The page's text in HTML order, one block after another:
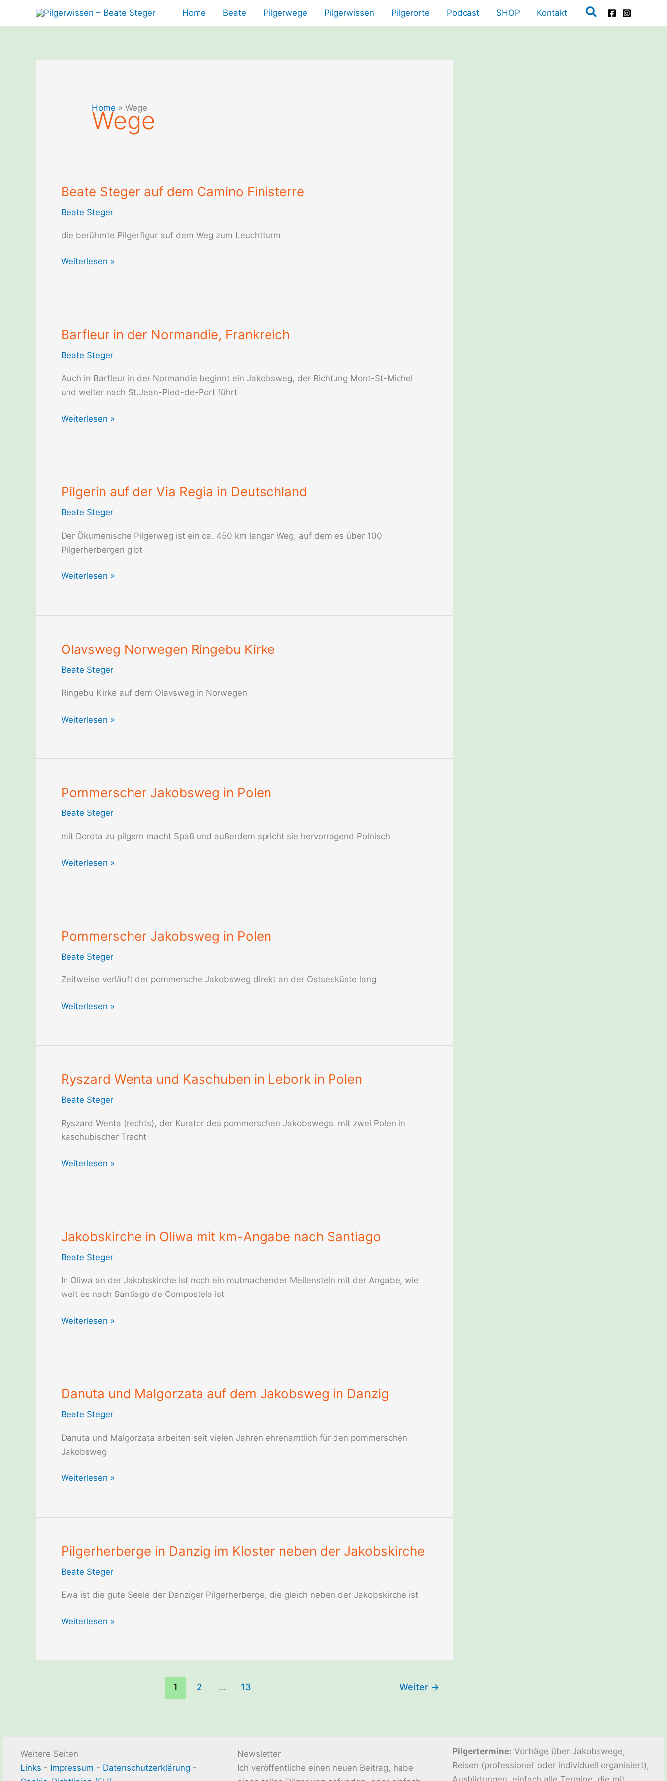
Home Beate Pilgerwege Pilgerwissen Pilgerorte Podcast SHOP Kontakt Suchen
Home »Wege
Wege
Beate Steger auf dem Camino Finisterre
Beate Steger
die berühmte Pilgerfigur auf dem Weg zum Leuchtturm
Beate
dem
Finisterre
Weiterlesen »
Barfleur in der Normandie, Frankreich
Beate Steger
Auch in Barfleur in der Normandie beginnt ein Jakobsweg, der Richtung Mont-St-Michel
und weiter nach St.Jean-Pied-de-Port führt
Barfleur
Weiterlesen »
Pilgerin auf der Via Regia in Deutschland
Beate Steger
Der Ökumenische Pilgerweg ist ein ca. 450 km langer Weg, auf dem es über 100
Pilgerherbergen gibt
Pilgerin
Via
in
Weiterlesen »
Olavsweg Norwegen Ringebu Kirke
Beate Steger
Ringebu Kirke auf dem Olavsweg in Norwegen
Olavsweg
Kirke
Weiterlesen »
Pommerscher Jakobsweg in Polen
Beate Steger
mit Dorota zu pilgern macht Spaß und außerdem spricht sie hervorragend Polnisch
Pommerscher
Polen
Weiterlesen »
Pommerscher Jakobsweg in Polen
Beate Steger
Zeitweise verläuft der pommersche Jakobsweg direkt an der Ostseeküste lang
Pommerscher
Polen
Weiterlesen »
Ryszard Wenta und Kaschuben in Lebork in Polen
Beate Steger
Ryszard Wenta (rechts), der Kurator des pommerschen Jakobswegs, mit zwei Polen in
kaschubischer Tracht
Ryszard
Kaschuben
Lebork
Polen
Weiterlesen »
Jakobskirche in Oliwa mit km-Angabe nach Santiago
Beate Steger
In Oliwa an der Jakobskirche ist noch ein mutmachender Meilenstein mit der Angabe, wie
weit es nach Santiago de Compostela ist
Jakobskirche
mit
Angabe
Santiago
Weiterlesen »
Danuta und Malgorzata auf dem Jakobsweg in Danzig
Beate Steger
Danuta und Malgorzata arbeiten seit vielen Jahren ehrenamtlich für den pommerschen
Jakobsweg
Danuta
auf
Jakobsweg
Danzig
Weiterlesen »
Pilgerherberge in Danzig im Kloster neben der Jakobskirche
Beate Steger
Ewa ist die gute Seele der Danziger Pilgerherberge, die gleich neben der Jakobskirche ist
Pilgerherberge
im
Weiterlesen »
1 2 … 13 Weiter →
Weitere Seiten
Links - Impressum - Datenschutzerklärung -
Newsletter
Ich veröffentliche einen neuen Beitrag, habe
Pilgertermine: Vorträge über Jakobswege,
Reisen (professionell oder individuell organisiert),